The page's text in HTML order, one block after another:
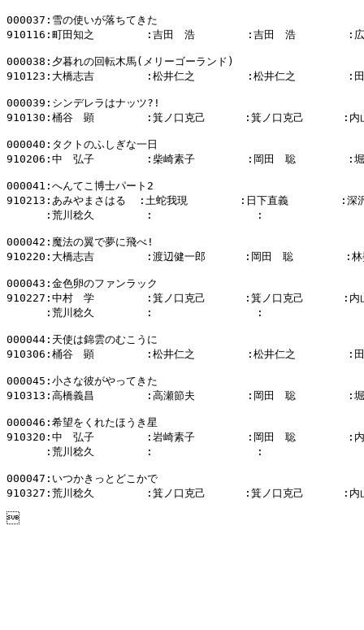
000037:雪の使いが落ちてきた
910116:町田知之        :吉田　浩        :吉田　浩        :広
000038:夕暮れの回転木馬(メリーゴーランド)
910123:大橋志吉        :松井仁之        :松井仁之        :田
000039:シンデレラはナッツ?!
910130:桶谷　顕        :箕ノ口克己      :箕ノ口克己      :内
000040:タクトのふしぎな一日
910206:中　弘子        :柴崎素子        :岡田　聡        :堀
000041:へんてこ博士パート2
910213:あみやまさはる  :土蛇我現        :日下直義        :深
:荒川稔久        :                :
000042:魔法の翼で夢に飛べ!
910220:大橋志吉        :渡辺健一郎      :岡田　聡        :林
000043:金色卵のファンラック
910227:中村　学        :箕ノ口克己      :箕ノ口克己      :内
:荒川稔久        :                :
000044:天使は錦雲のむこうに
910306:桶谷　顕        :松井仁之        :松井仁之        :田
000045:小さな彼がやってきた
910313:高橋義昌        :高瀬節夫        :岡田　聡        :堀
000046:希望をくれたほうき星
910320:中　弘子        :岩崎素子        :岡田　聡        :内
:荒川稔久        :                :
000047:いつかきっとどこかで
